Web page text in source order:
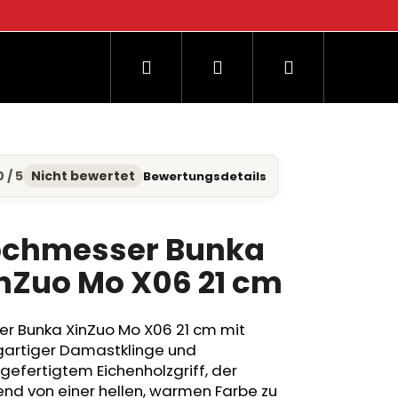
SuchenLogin Warenkorb
/ 5 Nicht bewertet Bewertungsdetails
Bunka
Mo X06 21 cm
Bunka XinZuo Mo X06 21 cm mit
Damastklinge und
Eichenholzgriff, der
von einer hellen, warmen Farbe zu